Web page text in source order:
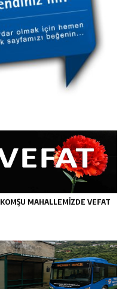
KOMŞU MAHALLEMIZDE VEFAT